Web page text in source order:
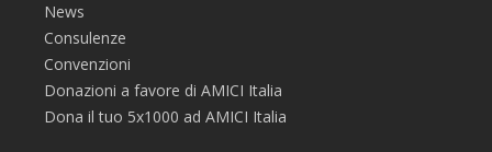
News
Consulenze
Convenzioni
Donazioni a favore di AMICI Italia
Dona il tuo 5x1000 ad AMICI Italia